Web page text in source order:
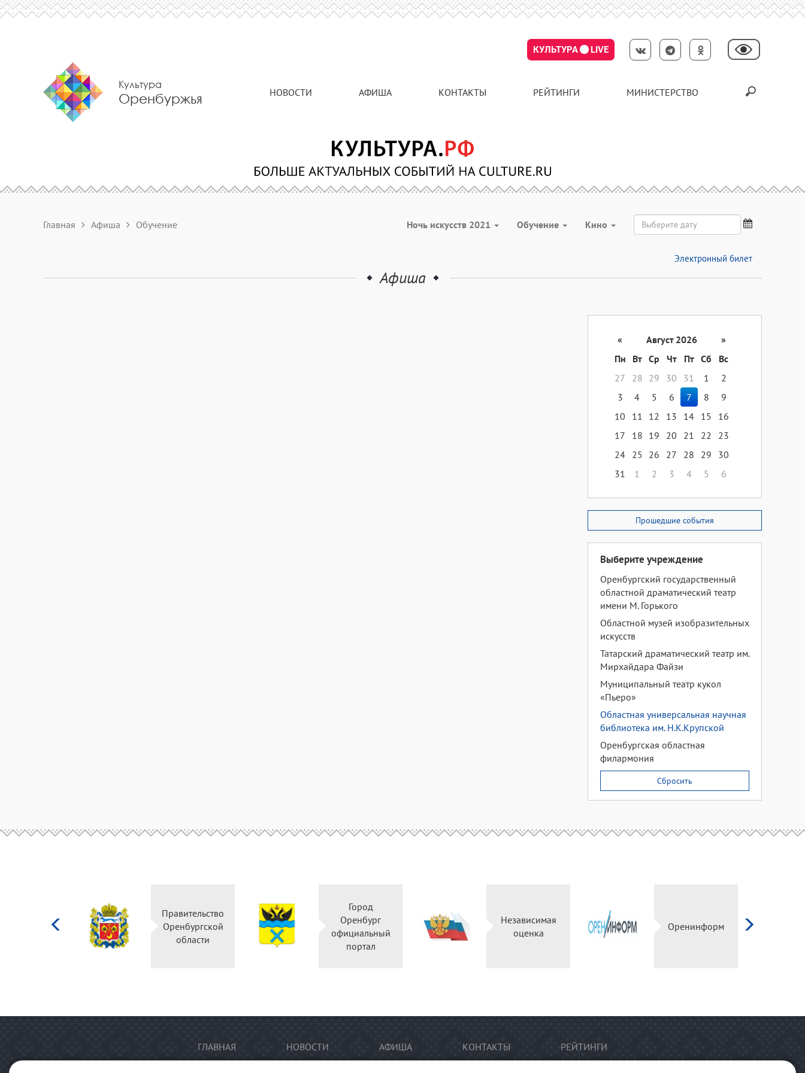
КУЛЬТУРА LIVE
Культура
Оренбуржья НОВОСТИ АФИША КОНТАКТЫ РЕЙТИНГИ МИНИСТЕРСТВО
Главная Афиша Обучение Ночь искусств 2021 Обучение Кино
Электронный билет
Афиша
« Август 2026
»
Пн
Вт Ср Чт Пт Сб
Вс
27
28 29 30 31 1
2
3
4 5 6 7 8
9
10
11 12 13 14 15
16
17
18 19 20 21 22
23
24 25 26 27 28 29
30
31
1 2 3 4 5 6
Прошедшие события
Выберите учреждение
Оренбургский государственный
областной драматический театр
имени М. Горького
Областной музей изобразительных
искусств
Татарский драматический театр им.
Мирхайдара Файзи
Муниципальный театр кукол
«Пьеро»
Областная универсальная научная
библиотека им. Н.К.Крупской
Оренбургская областная
филармония
Сбросить
Правительство
Оренбургской
области
Город
Оренбург
официальный
портал
Независимая
оценка
Оренинформ
ГЛАВНАЯ НОВОСТИ АФИША КОНТАКТЫ РЕЙТИНГИ